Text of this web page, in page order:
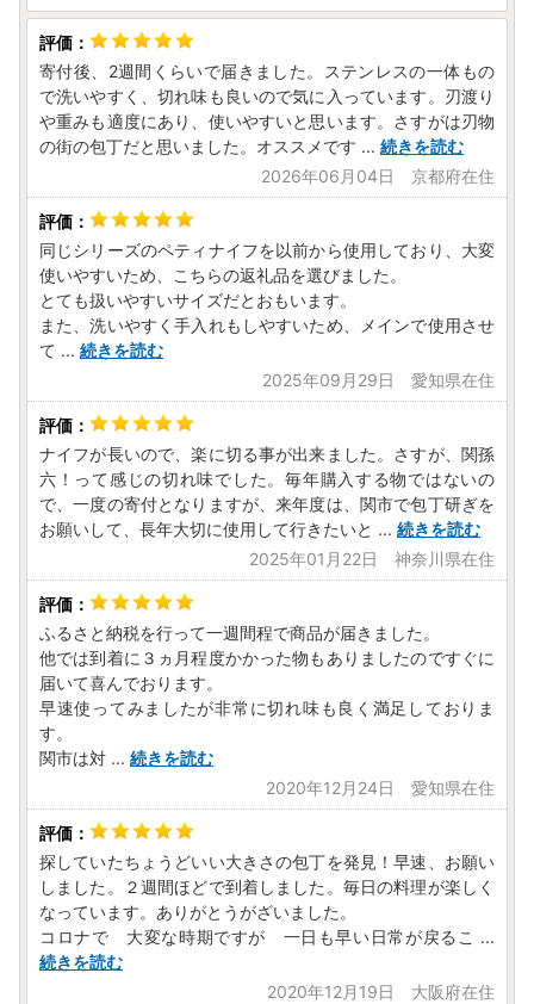
寄付後、2週間くらいで届きました。ステンレスの一体もの
で洗いやすく、切れ味も良いので気に入っています。刃渡り
や重みも適度にあり、使いやすいと思います。さすがは刃物
の街の包丁だと思いました。オススメです ... 続きを読む
2026年06月04日 京都府在住
同じシリーズのペティナイフを以前から使用しており、大変
使いやすいため、こちらの返礼品を選びました。
とても扱いやすいサイズだとおもいます。
また、洗いやすく手入れもしやすいため、メインで使用させ
て ... 続きを読む
2025年09月29日 愛知県在住
ナイフが長いので、楽に切る事が出来ました。さすが、関孫
六！って感じの切れ味でした。毎年購入する物ではないの
で、一度の寄付となりますが、来年度は、関市で包丁研ぎを
お願いして、長年大切に使用して行きたいと ... 続きを読む
2025年01月22日 神奈川県在住
ふるさと納税を行って一週間程で商品が届きました。
他では到着に３ヵ月程度かかった物もありましたのですぐに
届いて喜んでおります。
早速使ってみましたが非常に切れ味も良く満足しておりま
す。
関市は対 ... 続きを読む
2020年12月24日 愛知県在住
探していたちょうどいい大きさの包丁を発見！早速、お願い
しました。２週間ほどで到着しました。毎日の料理が楽しく
なっています。ありがとうがざいました。
コロナで 大変な時期ですが 一日も早い日常が戻るこ ...
続きを読む
2020年12月19日 大阪府在住